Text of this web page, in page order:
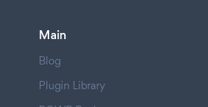
Main
Blog
Plugin Library